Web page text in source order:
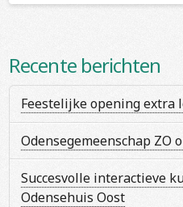
Recente berichten
Feestelijke opening extra
Odensegemeenschap ZO
Succesvolle interactieve
Odensehuis Oost